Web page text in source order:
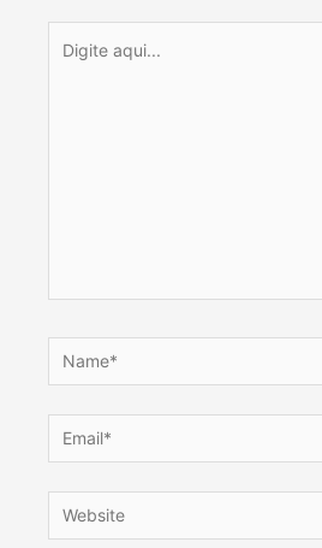
aqui...
Name*
Email*
Website